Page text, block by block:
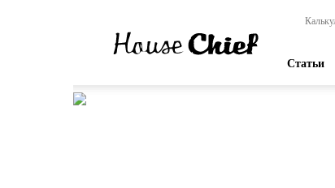
online-
издание
Статьи